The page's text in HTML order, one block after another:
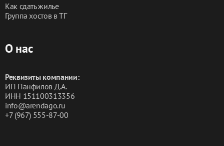
Как сдать жилье
Группа хостов в ТГ
О нас
Реквизиты компании:
ИП Панфилов Д.А.
ИНН 151100313356
info@arendago.ru
+7 (967) 555-87-00